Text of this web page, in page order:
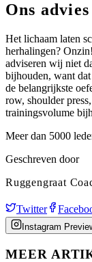
Ons advies
Het lichaam laten
herhalingen?
adviseren wij niet
bijhouden, want
de belangrijkste
row, shoulder
trainingsvolume
Meer dan 5000
Geschreven door
Ruggengraat
Twitter
Instagram
MEER